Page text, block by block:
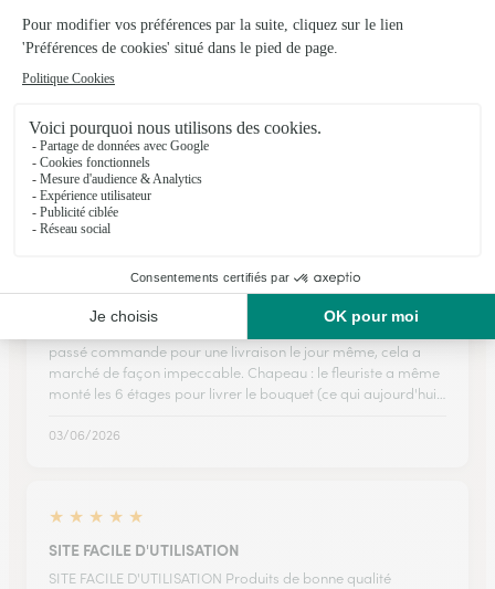
★ ★ ★ ★ ★
Très joli bouquet
J'ai pu choisir un très joli bouquet selon mes moyens avec une
livraison a été faite le jour et à l'heure dites pour les
obsèques. La famille a apprécié.
13/02/2026
★
Je suis vraiment très satisfaite de la prestation d'interflora,
passé commande pour une livraison le jour même, cela a
marché de façon impeccable. Chapeau : le fleuriste a même
monté les 6 étages pour livrer le bouquet (ce qui aujourd'hui…
03/06/2026
★ ★ ★ ★ ★
SITE FACILE D'UTILISATION
SITE FACILE D'UTILISATION Produits de bonne qualité